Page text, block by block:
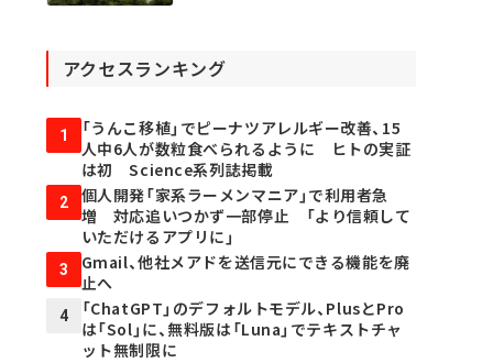
アクセスランキング
1
「うんこ移植」でピーナツアレルギー改善、15
人中6人が数粒食べられるように ヒトの実証
は初 Science系列誌掲載
2
個人開発「家系ラーメンマニア」で利用者急
増 対応追いつかず一部停止 「より信頼して
いただけるアプリに」
3
Gmail、他社メアドを送信元にできる機能を廃
止へ
4
「ChatGPT」のデフォルトモデル、PlusとPro
は「Sol」に、無料版は「Luna」でテキストチャ
ット無制限に